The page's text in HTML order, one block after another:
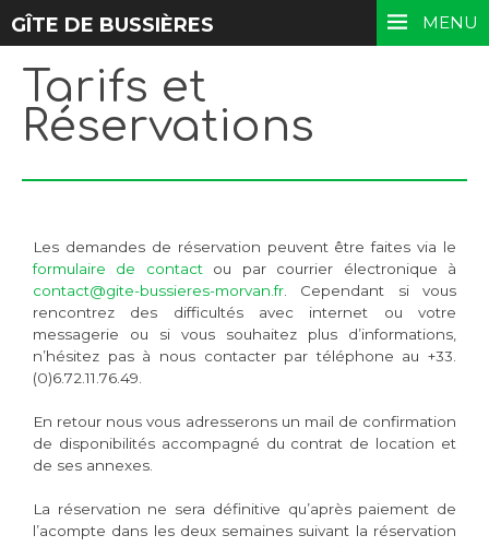
MENU
GÎTE DE BUSSIÈRES
Tarifs et
Réservations
Les demandes de réservation peuvent être faites via le
formulaire de contactou par courrier électronique à
contact@gite-bussieres-morvan.fr . Cependant si vous
rencontrez des difficultés avec internet ou votre
messagerie ou si vous souhaitez plus d’informations,
n’hésitez pas à nous contacter par téléphone au +33.
(0)6.72.11.76.49.
En retour nous vous adresserons un mail de confirmation
de disponibilités accompagné du contrat de location et
de ses annexes.
La réservation ne sera définitive qu’après paiement de
l’acompte dans les deux semaines suivant la réservation